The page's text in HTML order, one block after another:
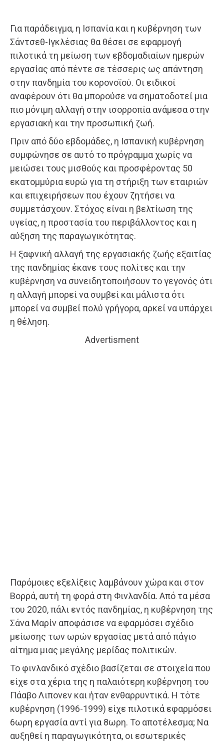
Για παράδειγμα, η Ισπανία και η κυβέρνηση των
Σάντσεθ-Ιγκλέσιας θα θέσει σε εφαρμογή
πιλοτικά τη μείωση των εβδομαδιαίων ημερών
εργασίας από πέντε σε τέσσερις ως απάντηση
στην πανδημία του κορονοϊού. Οι ειδικοί
αναφέρουν ότι θα μπορούσε να σηματοδοτεί μια
πιο μόνιμη αλλαγή στην ισορροπία ανάμεσα στην
εργασιακή και την προσωπική ζωή.
Πριν από δύο εβδομάδες, η Ισπανική κυβέρνηση
συμφώνησε σε αυτό το πρόγραμμα χωρίς να
μειώσει τους μισθούς και προσφέροντας 50
εκατομμύρια ευρώ για τη στήριξη των εταιριών
και επιχειρήσεων που έχουν ζητήσει να
συμμετάσχουν. Στόχος είναι η βελτίωση της
υγείας, η προστασία του περιβάλλοντος και η
αύξηση της παραγωγικότητας.
Η ξαφνική αλλαγή της εργασιακής ζωής εξαιτίας
της πανδημίας έκανε τους πολίτες και την
κυβέρνηση να συνειδητοποιήσουν το γεγονός ότι
η αλλαγή μπορεί να συμβεί και μάλιστα ότι
μπορεί να συμβεί πολύ γρήγορα, αρκεί να υπάρχει
η θέληση.
Advertisment
Παρόμοιες εξελίξεις λαμβάνουν χώρα και στον
Βορρά, αυτή τη φορά στη Φινλανδία. Από τα μέσα
του 2020, πάλι εντός πανδημίας, η κυβέρνηση της
Σάνα Μαρίν αποφάσισε να εφαρμόσει σχέδιο
μείωσης των ωρών εργασίας μετά από πάγιο
αίτημα μιας μεγάλης μερίδας πολιτικών.
Το φινλανδικό σχέδιο βασίζεται σε στοιχεία που
είχε στα χέρια της η παλαιότερη κυβέρνηση του
Πάαβο Λιπονεν και ήταν ενθαρρυντικά. Η τότε
κυβέρνηση (1996-1999) είχε πιλοτικά εφαρμόσει
6ωρη εργασία αντί για 8ωρη. Το αποτέλεσμα; Να
αυξηθεί η παραγωγικότητα, οι εσωτερικές